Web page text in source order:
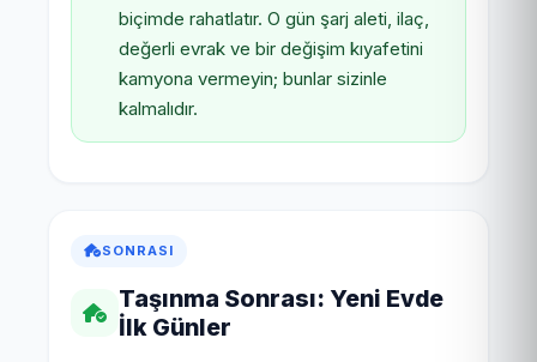
biçimde rahatlatır. O gün şarj aleti, ilaç,
değerli evrak ve bir değişim kıyafetini
kamyona vermeyin; bunlar sizinle
kalmalıdır.
SONRASI
Taşınma Sonrası: Yeni Evde
İlk Günler